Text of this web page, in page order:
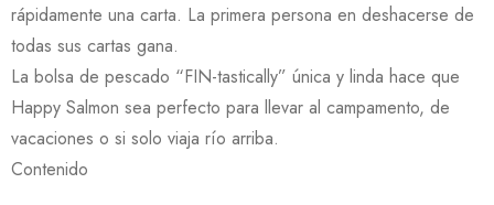
rápidamente una carta. La primera persona en deshacerse de
todas sus cartas gana.
La bolsa de pescado “FIN-tastically” única y linda hace que
Happy Salmon sea perfecto para llevar al campamento, de
vacaciones o si solo viaja río arriba.
Contenido